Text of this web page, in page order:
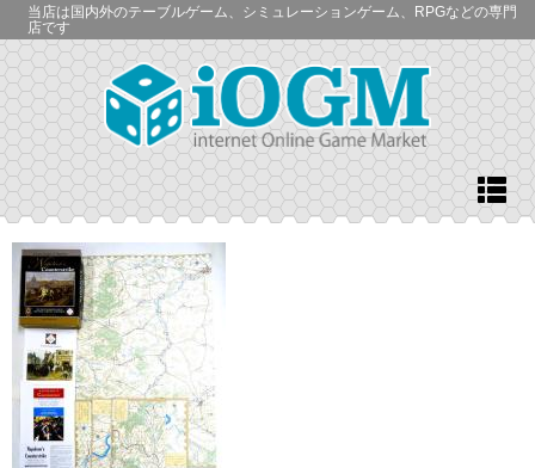
当店は国内外のテーブルゲーム、シミュレーションゲーム、RPGなどの専門
店です